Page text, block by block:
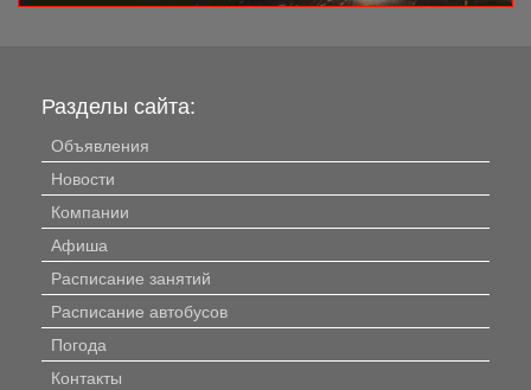
Разделы сайта:
Объявления
Новости
Компании
Афиша
Расписание занятий
Расписание автобусов
Погода
Контакты